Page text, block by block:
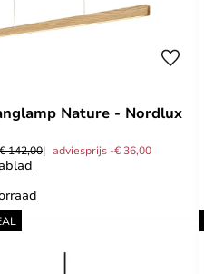
Nature - Nordlux
€ 142,00 adviesprijs -€ 36,00